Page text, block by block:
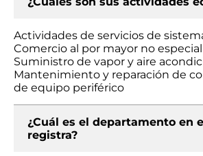
Actividades de servicios de
Comercio al por mayor no
Suministro de vapor y aire
Mantenimiento y reparación de
de equipo periférico
¿Cuál es el departamento en
registra?